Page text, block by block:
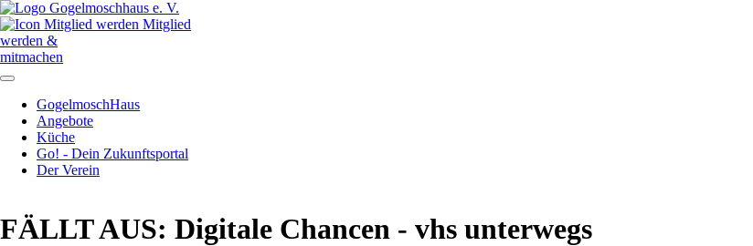
Mitglied
werden &
mitmachen
überspringenGogelmoschHaus
Angebote
Küche
Go! - Dein Zukunftsportal
Der Verein
FÄLLT AUS: Digitale Chancen - vhs unterwegs